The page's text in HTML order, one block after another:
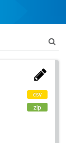
csv
zip